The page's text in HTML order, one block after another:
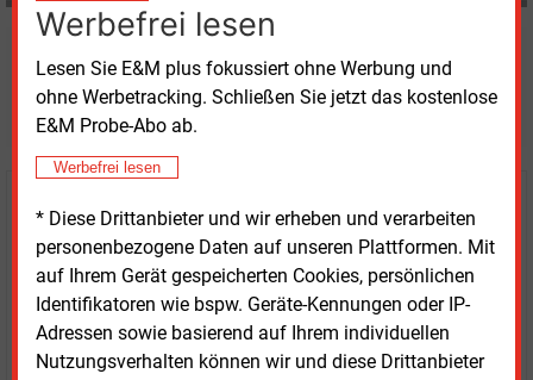
Werbefrei lesen
Lesen Sie E&M plus fokussiert ohne Werbung und
ohne Werbetracking. Schließen Sie jetzt das kostenlose
E&M Probe-Abo ab.
Werbefrei lesen
* Diese Drittanbieter und wir erheben und verarbeiten
personenbezogene Daten auf unseren Plattformen. Mit
auf Ihrem Gerät gespeicherten Cookies, persönlichen
Identifikatoren wie bspw. Geräte-Kennungen oder IP-
Adressen sowie basierend auf Ihrem individuellen
Nutzungsverhalten können wir und diese Drittanbieter
Möchten Sie diese und
weitere Nachrichten lesen?
Kaufen Sie den Artikel
erhalten Sie sofort diesen redaktionellen Beitrag für
nur €2.98